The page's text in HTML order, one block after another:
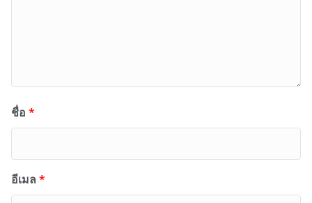
ชื่อ *
อีเมล *